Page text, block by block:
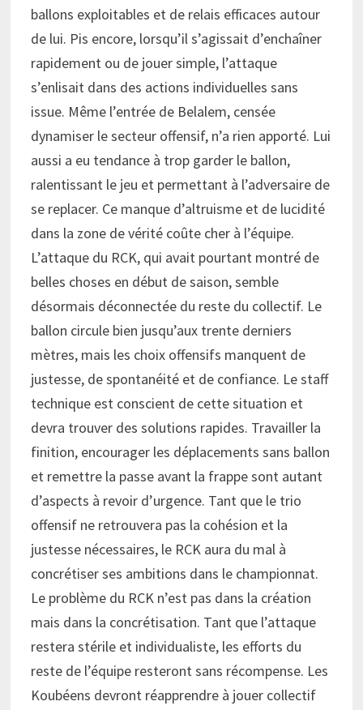
ballons exploitables et de relais efficaces autour
de lui. Pis encore, lorsqu’il s’agissait d’enchaîner
rapidement ou de jouer simple, l’attaque
s’enlisait dans des actions individuelles sans
issue. Même l’entrée de Belalem, censée
dynamiser le secteur offensif, n’a rien apporté. Lui
aussi a eu tendance à trop garder le ballon,
ralentissant le jeu et permettant à l’adversaire de
se replacer. Ce manque d’altruisme et de lucidité
dans la zone de vérité coûte cher à l’équipe.
L’attaque du RCK, qui avait pourtant montré de
belles choses en début de saison, semble
désormais déconnectée du reste du collectif. Le
ballon circule bien jusqu’aux trente derniers
mètres, mais les choix offensifs manquent de
justesse, de spontanéité et de confiance. Le staff
technique est conscient de cette situation et
devra trouver des solutions rapides. Travailler la
finition, encourager les déplacements sans ballon
et remettre la passe avant la frappe sont autant
d’aspects à revoir d’urgence. Tant que le trio
offensif ne retrouvera pas la cohésion et la
justesse nécessaires, le RCK aura du mal à
concrétiser ses ambitions dans le championnat.
Le problème du RCK n’est pas dans la création
mais dans la concrétisation. Tant que l’attaque
restera stérile et individualiste, les efforts du
reste de l’équipe resteront sans récompense. Les
Koubéens devront réapprendre à jouer collectif